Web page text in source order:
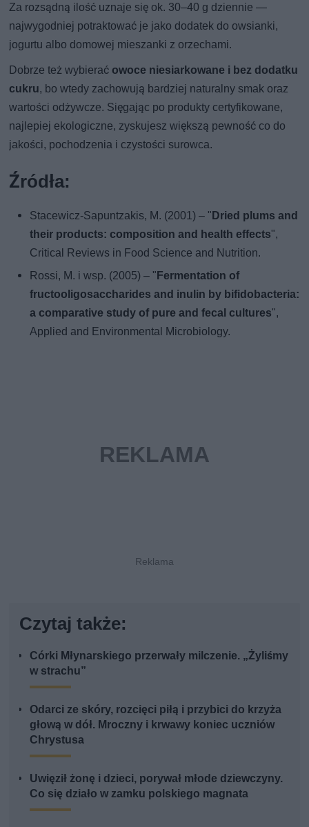
Za rozsądną ilość uznaje się ok. 30–40 g dziennie —
najwygodniej potraktować je jako dodatek do owsianki,
jogurtu albo domowej mieszanki z orzechami.
Dobrze też wybierać owoce niesiarkowane i bez dodatku
cukru, bo wtedy zachowują bardziej naturalny smak oraz
wartości odżywcze. Sięgając po produkty certyfikowane,
najlepiej ekologiczne, zyskujesz większą pewność co do
jakości, pochodzenia i czystości surowca.
Źródła:
Stacewicz-Sapuntzakis, M. (2001) – " Dried plums and
their products: composition and health effects",
Critical Reviews in Food Science and Nutrition.
Rossi, M. i wsp. (2005) – " Fermentation of
fructooligosaccharides and inulin by bifidobacteria:
a comparative study of pure and fecal cultures",
Applied and Environmental Microbiology.
Czytaj także:
Córki Młynarskiego przerwały milczenie. „Żyliśmy
w strachu”
Odarci ze skóry, rozcięci piłą i przybici do krzyża
głową w dół. Mroczny i krwawy koniec uczniów
Chrystusa
Uwięził żonę i dzieci, porywał młode dziewczyny.
Co się działo w zamku polskiego magnata